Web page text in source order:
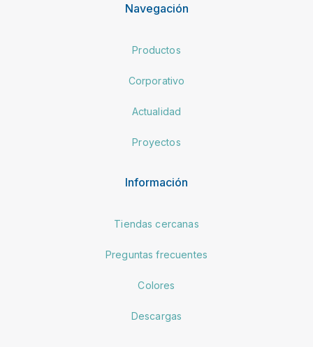
Navegación
Productos
Corporativo
Actualidad
Proyectos
Información
Tiendas cercanas
Preguntas frecuentes
Colores
Descargas